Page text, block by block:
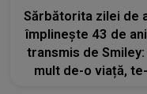
Sărbătorita zilei de
împlinește 43 de
transmis de
mult de-o viață,